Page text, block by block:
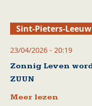
Sint-Pieters-Leeuw
23/04/2026 - 20:19
Zonnig Leven
ZUUN
Meer lezen